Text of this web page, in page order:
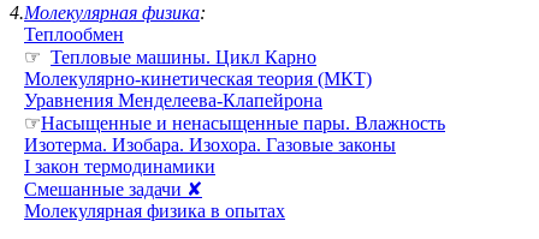
4.Молекулярная физика:
Теплообмен
☞ Тепловые машины. Цикл Карно
Молекулярно-кинетическая теория (МКТ)
Уравнения Менделеева-Клапейрона
☞Насыщенные и ненасыщенные пары. Влажность
Изотерма. Изобара. Изохора. Газовые законы
I закон термодинамики
Смешанные задачи ✘
Молекулярная физика в опытах